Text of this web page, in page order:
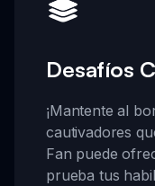
Desafíos
¡Mantente al
cautivadores
Fan puede
prueba tus